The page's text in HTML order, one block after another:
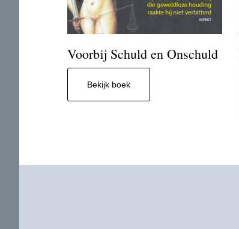
Voorbij Schuld en Onschuld
Bekijk boek